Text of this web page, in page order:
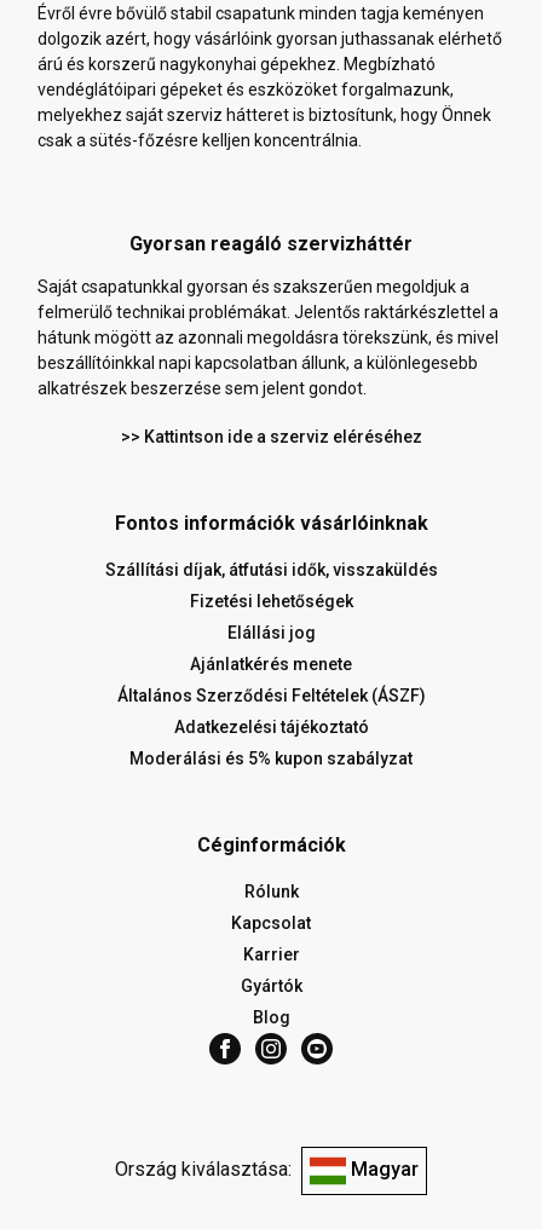
Évről évre bővülő stabil csapatunk minden tagja keményen
dolgozik azért, hogy vásárlóink gyorsan juthassanak elérhető
árú és korszerű nagykonyhai gépekhez. Megbízható
vendéglátóipari gépeket és eszközöket forgalmazunk,
melyekhez saját szerviz hátteret is biztosítunk, hogy Önnek
csak a sütés-főzésre kelljen koncentrálnia.
Gyorsan reagáló szervizháttér
Saját csapatunkkal gyorsan és szakszerűen megoldjuk a
felmerülő technikai problémákat. Jelentős raktárkészlettel a
hátunk mögött az azonnali megoldásra törekszünk, és mivel
beszállítóinkkal napi kapcsolatban állunk, a különlegesebb
alkatrészek beszerzése sem jelent gondot.
>> Kattintson ide a szerviz eléréséhez
Fontos információk vásárlóinknak
Szállítási díjak, átfutási idők, visszaküldés
Fizetési lehetőségek
Elállási jog
Ajánlatkérés menete
Általános Szerződési Feltételek (ÁSZF)
Adatkezelési tájékoztató
Moderálási és 5% kupon szabályzat
Céginformációk
Rólunk
Kapcsolat
Karrier
Gyártók
Blog
Ország kiválasztása: Magyar